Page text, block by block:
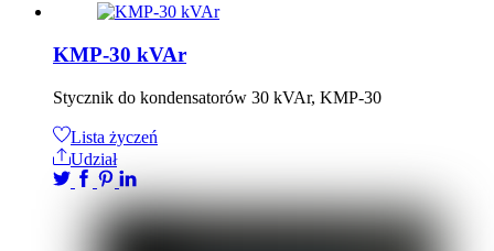
KMP-30 kVAr
Stycznik do kondensatorów 30 kVAr, KMP-30
Lista życzeń
Udział